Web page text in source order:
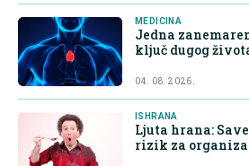
MEDICINA
Jedna
ključ dugog
04. 08. 2026.
ISHRANA
Ljuta hrana:
rizik za